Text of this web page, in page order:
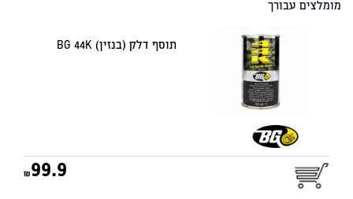
מומלצים עבורך
תוסף דלק (בנזין) BG 44K
99.9